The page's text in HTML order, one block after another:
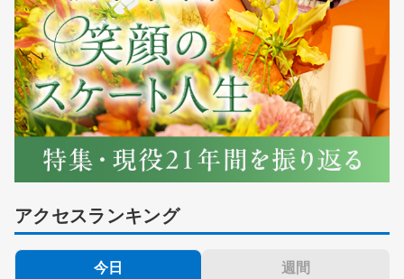
アクセスランキング
今日 週間